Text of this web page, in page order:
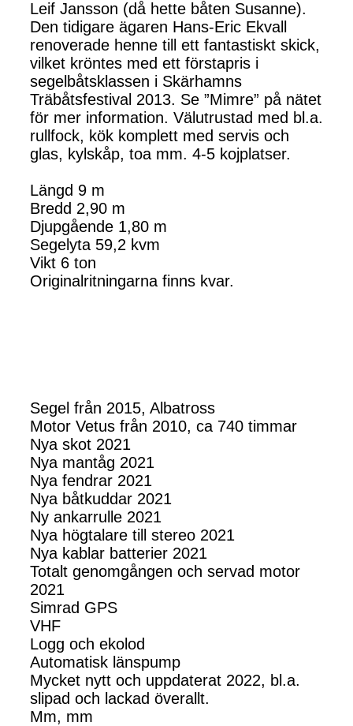
Leif Jansson (då hette båten Susanne).
Den tidigare ägaren Hans-Eric Ekvall
renoverade henne till ett fantastiskt skick,
vilket kröntes med ett förstapris i
segelbåtsklassen i Skärhamns
Träbåtsfestival 2013. Se ”Mimre” på nätet
för mer information. Välutrustad med bl.a.
rullfock, kök komplett med servis och
glas, kylskåp, toa mm. 4-5 kojplatser.
Längd 9 m
Bredd 2,90 m
Djupgående 1,80 m
Segelyta 59,2 kvm
Vikt 6 ton
Originalritningarna finns kvar.
Segel från 2015, Albatross
Motor Vetus från 2010, ca 740 timmar
Nya skot 2021
Nya mantåg 2021
Nya fendrar 2021
Nya båtkuddar 2021
Ny ankarrulle 2021
Nya högtalare till stereo 2021
Nya kablar batterier 2021
Totalt genomgången och servad motor
2021
Simrad GPS
VHF
Logg och ekolod
Automatisk länspump
Mycket nytt och uppdaterat 2022, bl.a.
slipad och lackad överallt.
Mm, mm